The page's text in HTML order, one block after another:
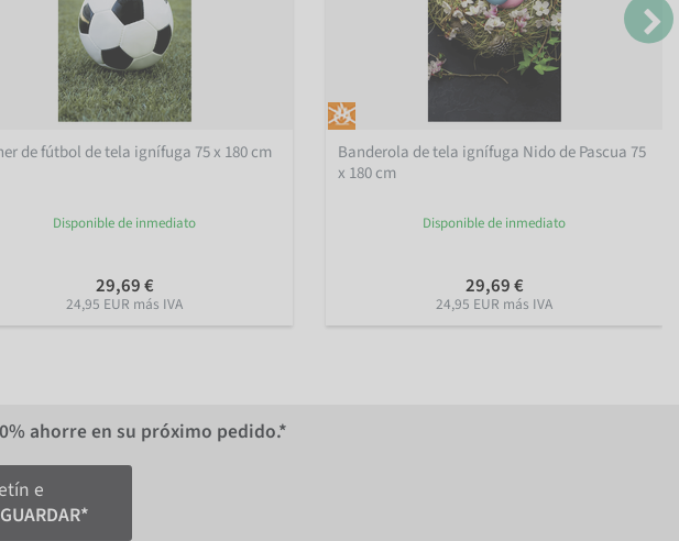
de fútbol de tela ignífuga 75 x 180 cm
Disponible de inmediato
29,69 €
24,95 EUR más IVA
Banderola de tela ignífuga Nido de Pascua 75
x 180 cm
Disponible de inmediato
29,69 €
24,95 EUR más IVA
ahorre en su próximo pedido.*
e